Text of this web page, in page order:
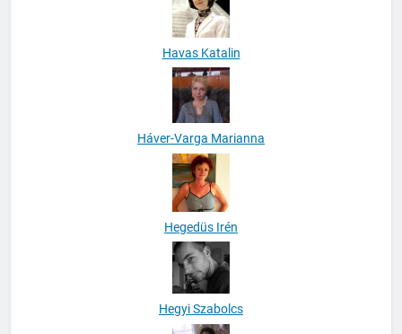
Havas Katalin
Háver-Varga Marianna
Hegedüs Irén
Hegyi Szabolcs